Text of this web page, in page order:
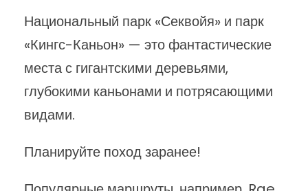
Национальный парк «Секвойя» и парк
«Кингс-Каньон» — это фантастические
места с гигантскими деревьями,
глубокими каньонами и потрясающими
видами.
Планируйте поход заранее!